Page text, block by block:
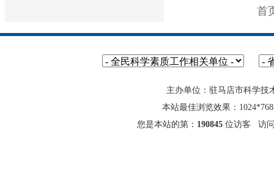
首
主办单位：驻马店市科
本站最佳浏览效果：
您是本站的第： 190845位访客 访